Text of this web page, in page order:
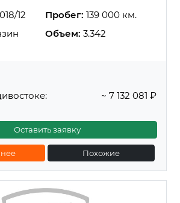
12 Пробег: 139 000 км.
Объем: 3.342
~ 7 132 081 ₽
Оставить заявку
Похожие